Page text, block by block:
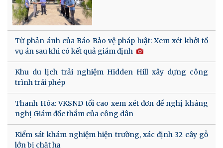
Từ phản ánh của Báo Bảo vệ pháp luật: Xem xét khởi tố
vụ án sau khi có kết quả giám định
Khu du lịch trải nghiệm Hidden Hill xây dựng công
trình trái phép
Thanh Hóa: VKSND tối cao xem xét đơn đề nghị kháng
nghị Giám đốc thẩm của công dân
Kiểm sát khám nghiệm hiện trường, xác định 32 cây gỗ
lớn bị chặt hạ